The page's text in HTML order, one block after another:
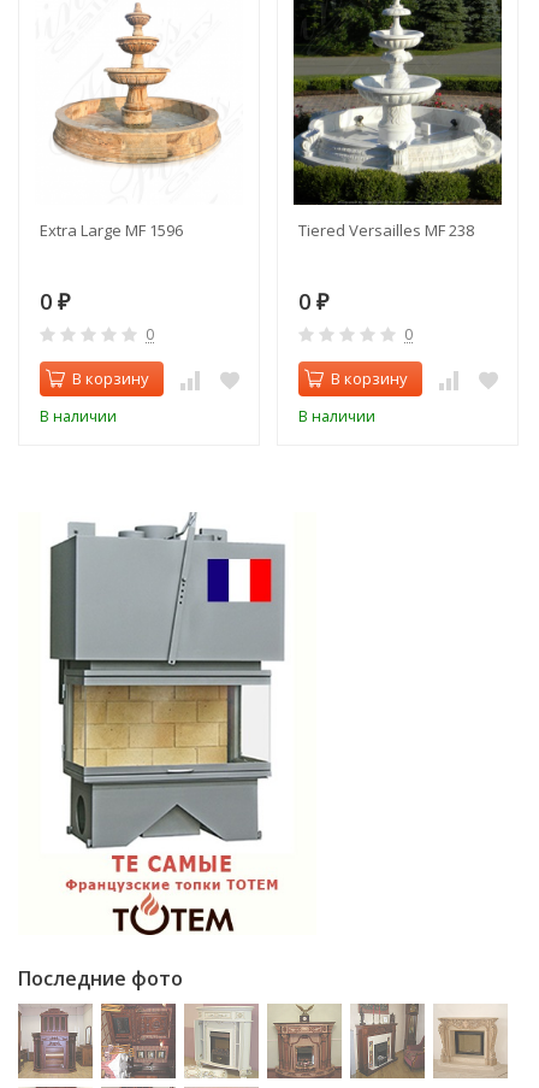
Extra Large MF 1596
0 ₽
0
В корзину
В наличии
Tiered Versailles MF 238
0 ₽
0
В корзину
В наличии
Последние фото